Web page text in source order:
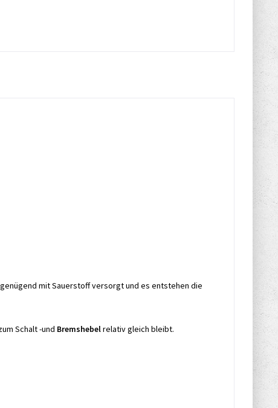
mit Sauerstoff versorgt und es entstehen die
Schalt -und Bremshebelrelativ gleich bleibt.